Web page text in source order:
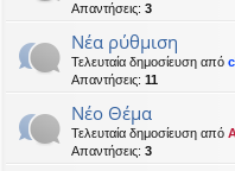
Απαντήσεις: 3
Nέα ρύθμιση
Τελευταία δημοσίευση από
Απαντήσεις: 11
Νέο Θέμα
Τελευταία δημοσίευση από
Απαντήσεις: 3